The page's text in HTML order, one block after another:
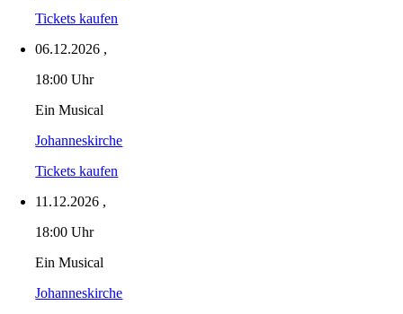
Tickets kaufen
06.12.2026 ,
18:00 Uhr
Ein Musical
Johanneskirche
Tickets kaufen
11.12.2026 ,
18:00 Uhr
Ein Musical
Johanneskirche